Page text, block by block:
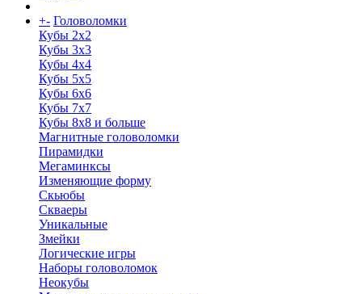
+- Головоломки
Кубы 2х2
Кубы 3х3
Кубы 4x4
Кубы 5х5
Кубы 6х6
Кубы 7х7
Кубы 8х8 и больше
Магнитные головоломки
Пирамидки
Мегаминксы
Изменяющие форму
Скьюбы
Скваеры
Уникальные
Змейки
Логические игры
Наборы головоломок
Неокубы